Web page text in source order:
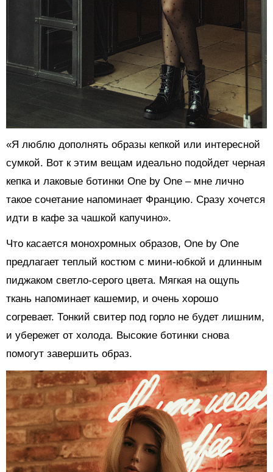
«Я люблю дополнять образы кепкой или интересной
сумкой. Вот к этим вещам идеально подойдет черная
кепка и лаковые ботинки One by One – мне лично
такое сочетание напоминает Францию. Сразу хочется
идти в кафе за чашкой капучино».
Что касается монохромных образов, One by One
предлагает теплый костюм с мини-юбкой и длинным
пиджаком светло-серого цвета. Мягкая на ощупь
ткань напоминает кашемир, и очень хорошо
согревает. Тонкий свитер под горло не будет лишним,
и убережет от холода. Высокие ботинки снова
помогут завершить образ.